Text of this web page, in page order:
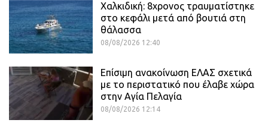
Χαλκιδική: 8χρονος τραυματίστηκε
στο κεφάλι μετά από βουτιά στη
θάλασσα
08/08/2026 12:40
Επίσιμη ανακοίνωση ΕΛΑΣ σχετικά
με το περιστατικό που έλαβε χώρα
στην Αγία Πελαγία
08/08/2026 12:14